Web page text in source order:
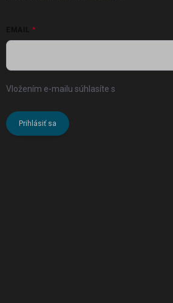
Vložením e-mailu súhlasíte s
Prihlásiť sa